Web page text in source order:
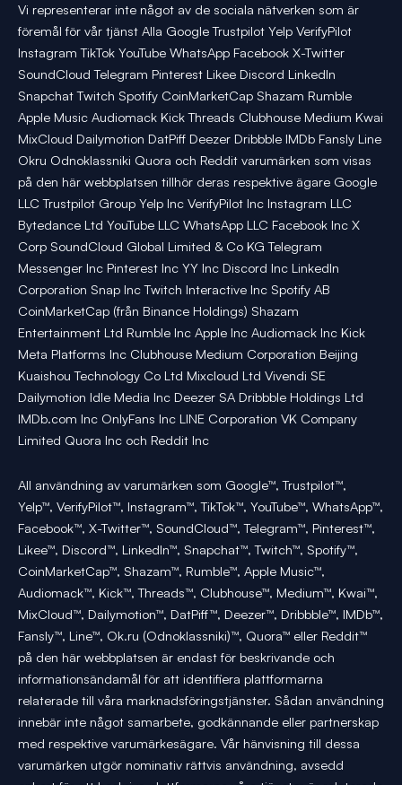
Vi representerar inte något av de sociala nätverken som är
föremål för vår tjänst Alla Google Trustpilot Yelp VerifyPilot
Instagram TikTok YouTube WhatsApp Facebook X-Twitter
SoundCloud Telegram Pinterest Likee Discord LinkedIn
Snapchat Twitch Spotify CoinMarketCap Shazam Rumble
Apple Music Audiomack Kick Threads Clubhouse Medium Kwai
MixCloud Dailymotion DatPiff Deezer Dribbble IMDb Fansly Line
Okru Odnoklassniki Quora och Reddit varumärken som visas
på den här webbplatsen tillhör deras respektive ägare Google
LLC Trustpilot Group Yelp Inc VerifyPilot Inc Instagram LLC
Bytedance Ltd YouTube LLC WhatsApp LLC Facebook Inc X
Corp SoundCloud Global Limited & Co KG Telegram
Messenger Inc Pinterest Inc YY Inc Discord Inc LinkedIn
Corporation Snap Inc Twitch Interactive Inc Spotify AB
CoinMarketCap (från Binance Holdings) Shazam
Entertainment Ltd Rumble Inc Apple Inc Audiomack Inc Kick
Meta Platforms Inc Clubhouse Medium Corporation Beijing
Kuaishou Technology Co Ltd Mixcloud Ltd Vivendi SE
Dailymotion Idle Media Inc Deezer SA Dribbble Holdings Ltd
IMDb.com Inc OnlyFans Inc LINE Corporation VK Company
Limited Quora Inc och Reddit Inc
All användning av varumärken som Google™, Trustpilot™,
Yelp™, VerifyPilot™, Instagram™, TikTok™, YouTube™, WhatsApp™,
Facebook™, X-Twitter™, SoundCloud™, Telegram™, Pinterest™,
Likee™, Discord™, LinkedIn™, Snapchat™, Twitch™, Spotify™,
CoinMarketCap™, Shazam™, Rumble™, Apple Music™,
Audiomack™, Kick™, Threads™, Clubhouse™, Medium™, Kwai™,
MixCloud™, Dailymotion™, DatPiff™, Deezer™, Dribbble™, IMDb™,
Fansly™, Line™, Ok.ru (Odnoklassniki)™, Quora™ eller Reddit™
på den här webbplatsen är endast för beskrivande och
informationsändamål för att identifiera plattformarna
relaterade till våra marknadsföringstjänster. Sådan användning
innebär inte något samarbete, godkännande eller partnerskap
med respektive varumärkesägare. Vår hänvisning till dessa
varumärken utgör nominativ rättvis användning, avsedd